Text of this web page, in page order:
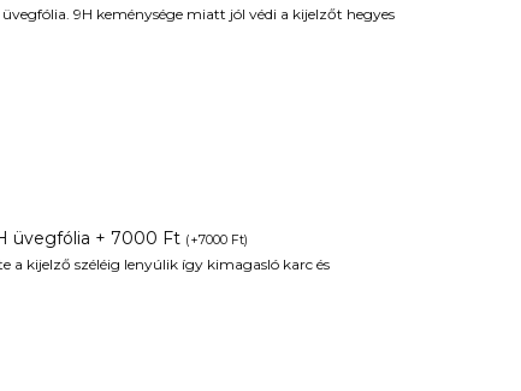
9H keménysége miatt jól védi a kijelzőt hegyes
üvegfólia + 7000 Ft (+7000 Ft)
a kijelző széléig lenyúlik így kimagasló karc és